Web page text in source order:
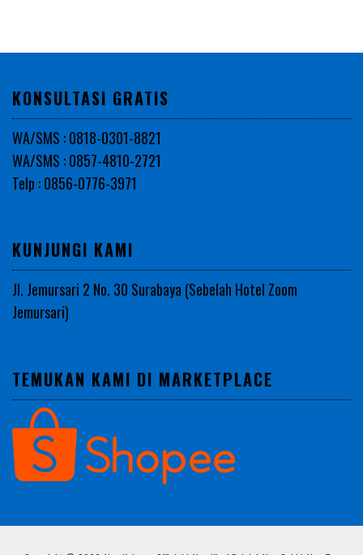
KONSULTASI GRATIS
WA/SMS : 0818-0301-8821
WA/SMS : 0857-4810-2721
Telp : 0856-0776-3971
KUNJUNGI KAMI
Jl. Jemursari 2 No. 30 Surabaya (Sebelah Hotel Zoom
Jemursari)
TEMUKAN KAMI DI MARKETPLACE